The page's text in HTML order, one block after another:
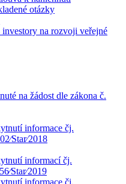
otázky
investory na rozvoji veřejné
na žádost dle zákona č.
informace čj.
informací čj.
informace čj.